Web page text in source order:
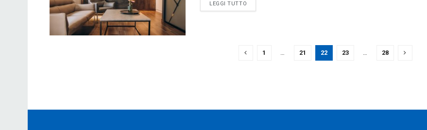
LEGGI TUTTO
1 … 21 22 23 … 28